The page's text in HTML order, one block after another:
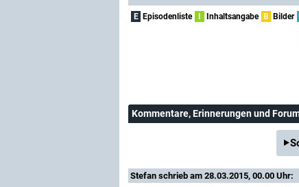
E Episodenliste I Inhaltsangabe B Bilder
Kommentare, Erinnerungen und
Stefan schrieb am 28.03.2015, 00.00 Uhr: